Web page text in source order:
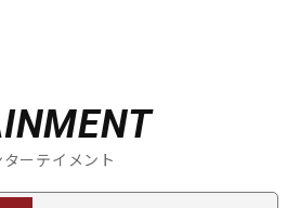
ーテイメント